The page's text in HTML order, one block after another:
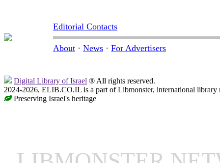
Editorial Contacts
About · News · For Advertisers
Digital Library of Israel ® All rights reserved.
2024-2026, ELIB.CO.IL is a part of Libmonster, international library
Preserving Israel's heritage